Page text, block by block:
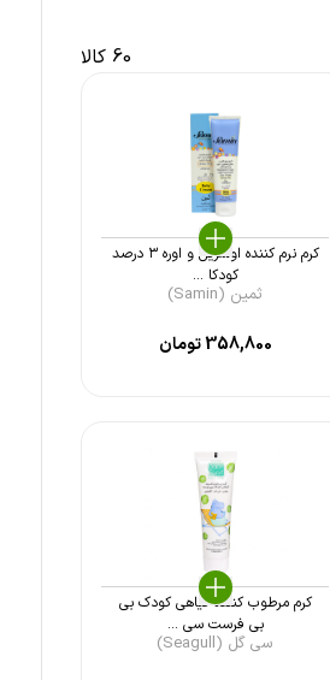
60 کالا
کرم نرم کننده اوسرین و اوره ۳ درصد
کودکا ...
ثمین (Samin)
358,800تومان
کرم مرطوب کننده گیاهی کودک بی
بی فرست سی ...
سی گل (Seagull)